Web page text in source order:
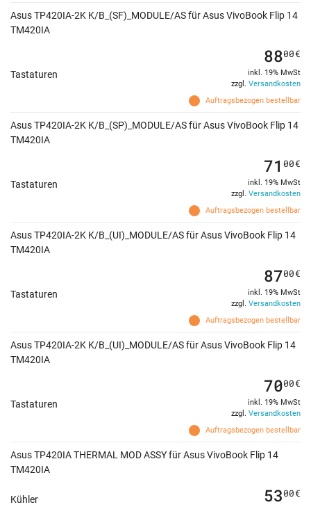
Asus TP420IA-2K K/B_(SF)_MODULE/AS für Asus VivoBook Flip 14
TM420IA
Tastaturen
Auftragsbezogen bestellbar
8800€
inkl. 19% MwSt
zzgl. Versandkosten
Asus TP420IA-2K K/B_(SP)_MODULE/AS für Asus VivoBook Flip 14
TM420IA
Tastaturen
Auftragsbezogen bestellbar
71 00€
inkl. 19% MwSt
zzgl. Versandkosten
Asus TP420IA-2K K/B_(UI)_MODULE/AS für Asus VivoBook Flip 14
TM420IA
Tastaturen
Auftragsbezogen bestellbar
8700€
inkl. 19% MwSt
zzgl. Versandkosten
Asus TP420IA-2K K/B_(UI)_MODULE/AS für Asus VivoBook Flip 14
TM420IA
Tastaturen
Auftragsbezogen bestellbar
7000€
inkl. 19% MwSt
zzgl. Versandkosten
Asus TP420IA THERMAL MOD ASSY für Asus VivoBook Flip 14
TM420IA
Kühler
5300€